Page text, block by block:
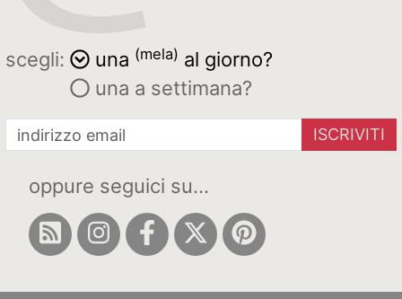
scegli: una (mela) al giorno?
una a settimana?
ISCRIVITI
oppure seguici su...